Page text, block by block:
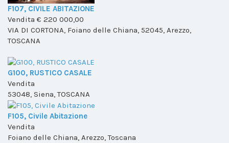
F107, CIVILE ABITAZIONE
Vendita € 220 000,00
VIA DI CORTONA, Foiano delle Chiana, 52045, Arezzo,
TOSCANA
G100, RUSTICO CASALE
Vendita
53048, Siena, TOSCANA
F105, Civile Abitazione
Vendita
Foiano delle Chiana, Arezzo, Toscana